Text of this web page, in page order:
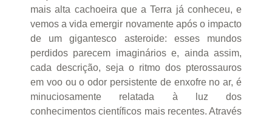
mais alta cachoeira que a Terra já conheceu, e
vemos a vida emergir novamente após o impacto
de um gigantesco asteroide: esses mundos
perdidos parecem imaginários e, ainda assim,
cada descrição, seja o ritmo dos pterossauros
em voo ou o odor persistente de enxofre no ar, é
minuciosamente relatada à luz dos
conhecimentos científicos mais recentes. Através